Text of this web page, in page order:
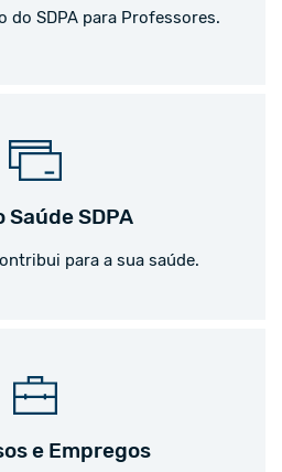
do SDPA para Professores.
Saúde SDPA
para a sua saúde.
e Empregos